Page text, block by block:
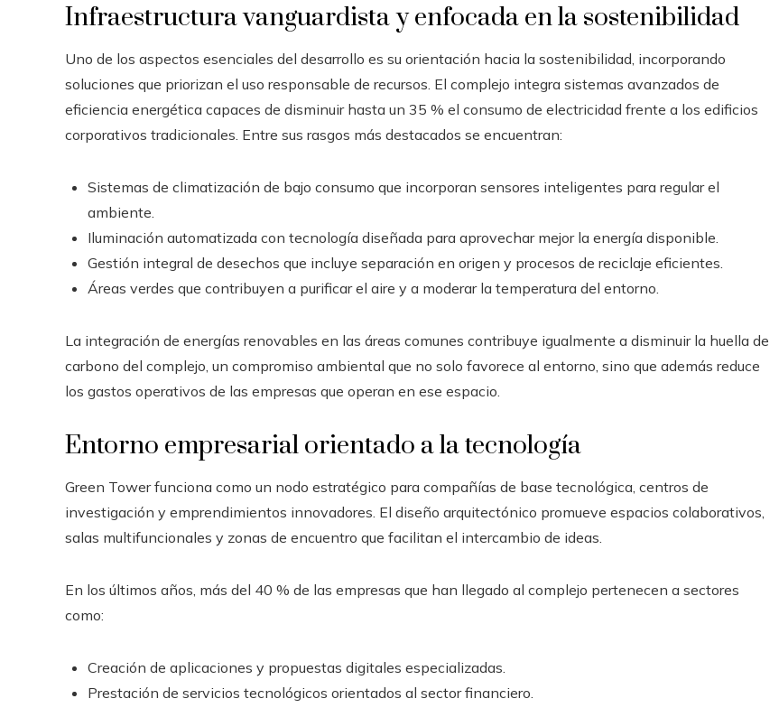
Infraestructura vanguardista y enfocada en la sostenibilidad
Uno de los aspectos esenciales del desarrollo es su orientación hacia la sostenibilidad, incorporando
soluciones que priorizan el uso responsable de recursos. El complejo integra sistemas avanzados de
eficiencia energética capaces de disminuir hasta un 35 % el consumo de electricidad frente a los edificios
corporativos tradicionales. Entre sus rasgos más destacados se encuentran:
Sistemas de climatización de bajo consumo que incorporan sensores inteligentes para regular el
ambiente.
Iluminación automatizada con tecnología diseñada para aprovechar mejor la energía disponible.
Gestión integral de desechos que incluye separación en origen y procesos de reciclaje eficientes.
Áreas verdes que contribuyen a purificar el aire y a moderar la temperatura del entorno.
La integración de energías renovables en las áreas comunes contribuye igualmente a disminuir la huella de
carbono del complejo, un compromiso ambiental que no solo favorece al entorno, sino que además reduce
los gastos operativos de las empresas que operan en ese espacio.
Entorno empresarial orientado a la tecnología
Green Tower funciona como un nodo estratégico para compañías de base tecnológica, centros de
investigación y emprendimientos innovadores. El diseño arquitectónico promueve espacios colaborativos,
salas multifuncionales y zonas de encuentro que facilitan el intercambio de ideas.
En los últimos años, más del 40 % de las empresas que han llegado al complejo pertenecen a sectores
como:
Creación de aplicaciones y propuestas digitales especializadas.
Prestación de servicios tecnológicos orientados al sector financiero.